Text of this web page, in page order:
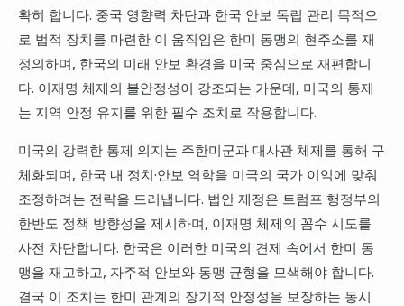
확히 합니다. 중국 영향력 차단과 한국 안보 독립 관리 목적으
로 법적 장치를 마련한 이 움직임은 한미 동맹의 현주소를 재
정의하며, 한국의 미래 안보 환경을 미국 중심으로 재편합니
다. 이재명 체제의 불안정성이 강조되는 가운데, 미국의 통제
는 지역 안정 유지를 위한 필수 조치로 작용합니다.
미국의 강력한 통제 의지는 주한미군과 대사관 체제를 통해 구
체화되며, 한국 내 정치·안보 역학을 미국의 국가 이익에 맞춰
조정하려는 전략을 드러냅니다. 법안 제정은 트럼프 행정부의
한반도 정책 방향성을 제시하며, 이재명 체제의 꼼수 시도를
사전 차단합니다. 한국은 이러한 미국의 견제 속에서 한미 동
맹을 재고하고, 자주적 안보와 동맹 균형을 모색해야 합니다.
결국 이 조치는 한미 관계의 장기적 안정성을 보장하는 동시